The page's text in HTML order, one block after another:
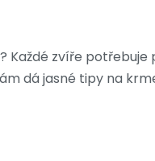
zvíře potřebuje
dá jasné tipy na